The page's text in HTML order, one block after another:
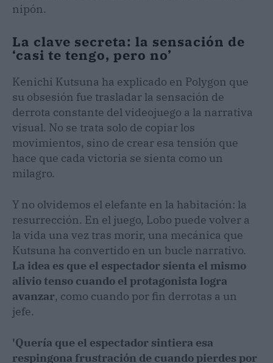
nipón.
La clave secreta: la sensación de
‘casi te tengo, pero no’
Kenichi Kutsuna ha explicado en Polygon que
su obsesión fue trasladar la sensación de
derrota constante del videojuego a la narrativa
visual. No se trata solo de copiar los
movimientos, sino de crear esa tensión que
hace que cada victoria se sienta como un
milagro.
Y no olvidemos el elefante en la habitación: la
resurrección. En el juego, Lobo puede volver a
la vida una vez tras morir, una mecánica que
Kutsuna ha convertido en un bucle narrativo.
La idea es que el espectador sienta el mismo
alivio tenso cuando el protagonista logra
avanzar, como cuando por fin derrotas a un
jefe.
'Quería que el espectador sintiera esa
respingona frustración de cuando pierdes por